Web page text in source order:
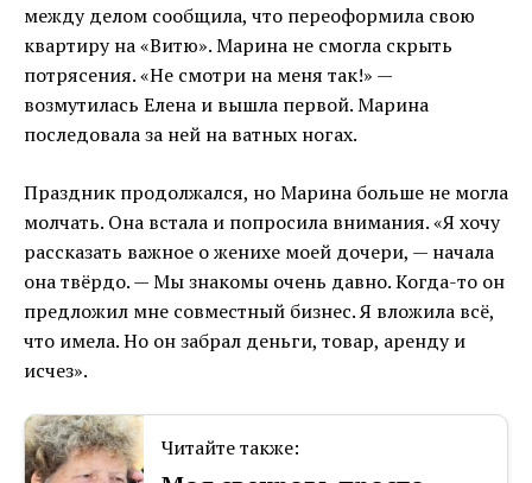
между делом сообщила, что переоформила свою
квартиру на «Витю». Марина не смогла скрыть
потрясения. «Не смотри на меня так!» —
возмутилась Елена и вышла первой. Марина
последовала за ней на ватных ногах.
Праздник продолжался, но Марина больше не могла
молчать. Она встала и попросила внимания. «Я хочу
рассказать важное о женихе моей дочери, — начала
она твёрдо. — Мы знакомы очень давно. Когда-то он
предложил мне совместный бизнес. Я вложила всё,
что имела. Но он забрал деньги, товар, аренду и
исчез».
Читайте также: